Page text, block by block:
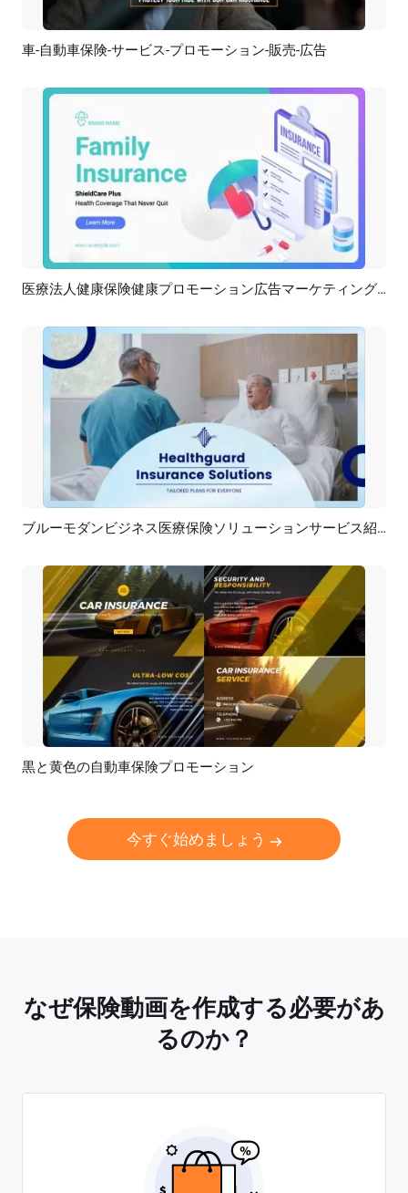
プレビュー AI再生成
車-自動車保険-サービス-プロモーション-販売-広告
プレビュー AI再生成 医療法人健康保険健康プロモーション広告マーケティング広告
プレビュー AI再生成 ブルーモダンビジネス医療保険ソリューションサービス紹介広告
プレビュー AI再生成
黒と黄色の自動車保険プロモーション
今すぐ始めましょう
なぜ保険動画を作成する必要があ
るのか？